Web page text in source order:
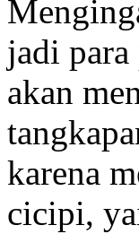
jadi
akan
karena
cicipi,